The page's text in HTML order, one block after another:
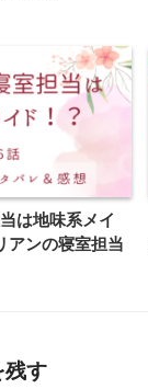
は地味系メイ
アンの寝室担当
残す